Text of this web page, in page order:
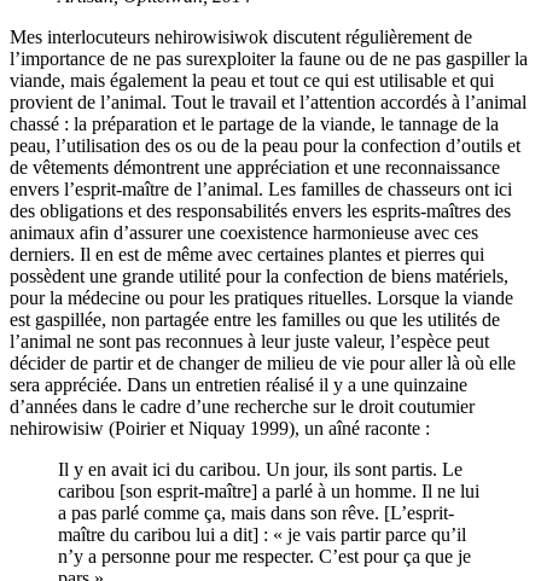
Mes interlocuteurs nehirowisiwok discutent régulièrement de
l’importance de ne pas surexploiter la faune ou de ne pas gaspiller la
viande, mais également la peau et tout ce qui est utilisable et qui
provient de l’animal. Tout le travail et l’attention accordés à l’animal
chassé : la préparation et le partage de la viande, le tannage de la
peau, l’utilisation des os ou de la peau pour la confection d’outils et
de vêtements démontrent une appréciation et une reconnaissance
envers l’esprit-maître de l’animal. Les familles de chasseurs ont ici
des obligations et des responsabilités envers les esprits-maîtres des
animaux afin d’assurer une coexistence harmonieuse avec ces
derniers. Il en est de même avec certaines plantes et pierres qui
possèdent une grande utilité pour la confection de biens matériels,
pour la médecine ou pour les pratiques rituelles. Lorsque la viande
est gaspillée, non partagée entre les familles ou que les utilités de
l’animal ne sont pas reconnues à leur juste valeur, l’espèce peut
décider de partir et de changer de milieu de vie pour aller là où elle
sera appréciée. Dans un entretien réalisé il y a une quinzaine
d’années dans le cadre d’une recherche sur le droit coutumier
nehirowisiw (Poirier et Niquay 1999), un aîné raconte :
Il y en avait ici du caribou. Un jour, ils sont partis. Le
caribou [son esprit-maître] a parlé à un homme. Il ne lui
a pas parlé comme ça, mais dans son rêve. [L’esprit-
maître du caribou lui a dit] : « je vais partir parce qu’il
n’y a personne pour me respecter. C’est pour ça que je